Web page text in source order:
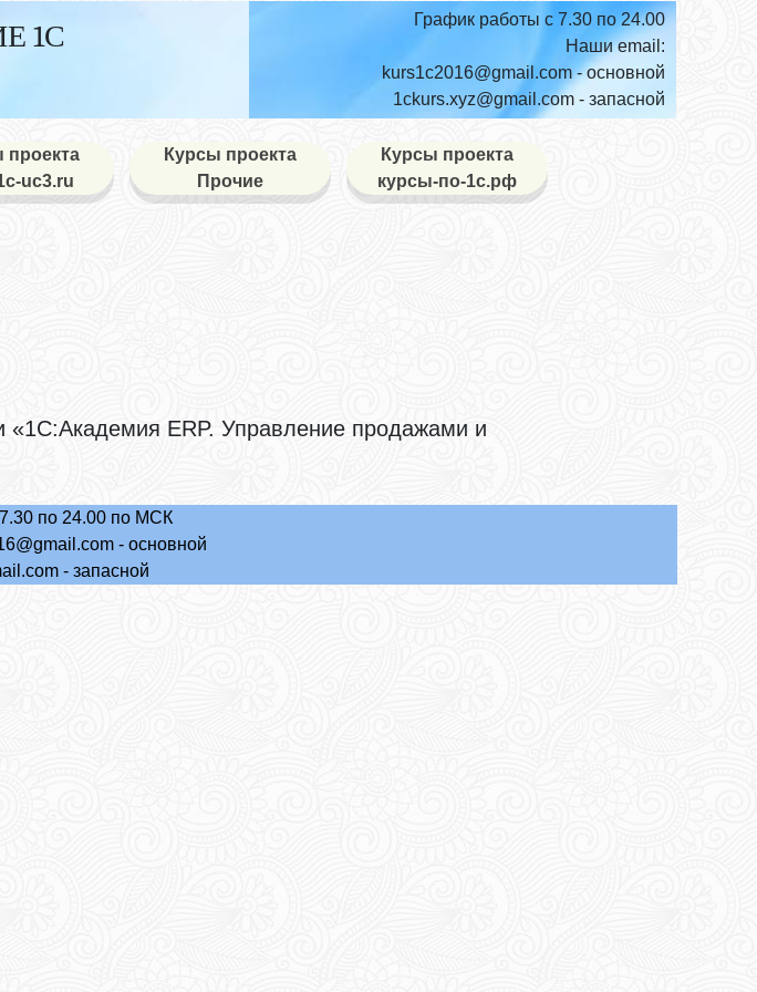
1С
График работы с 7.30 по 24.00
Наши email:
kurs1c2016@gmail.com- основной
1ckurs.xyz@gmail.com - запасной
проекта
uc3.ru
Курсы проекта
Прочие
Курсы проекта
курсы-по-1с.рф
ERP. Управление продажами и
по 24.00 по МСК
- основной
- запасной